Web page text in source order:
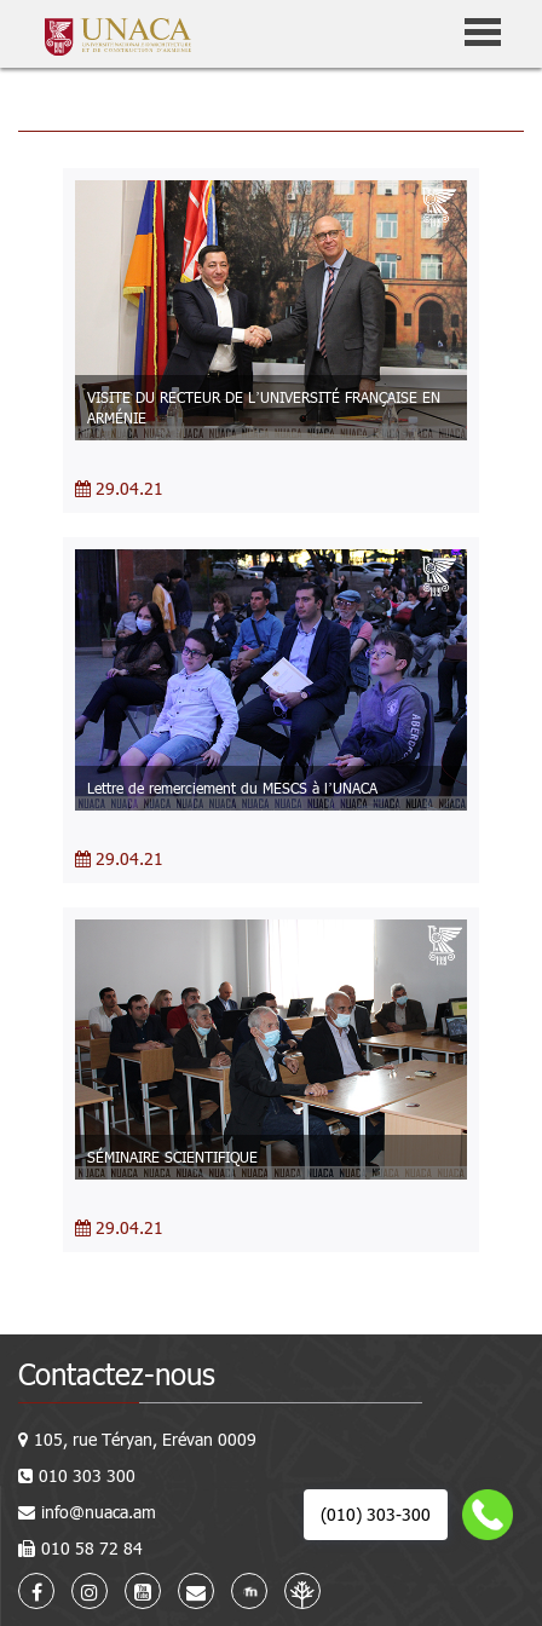
(010) 303-300
VISITE DU RECTEUR DE L’UNIVERSITÉ FRANÇAISE EN
ARMÉNIE
29.04.21
Lettre de remerciement du MESCS à l’UNACA
29.04.21
SÉMINAIRE SCIENTIFIQUE
29.04.21
Contactez-nous
105, rue Téryan, Erévan 0009
010 303 300
info@nuaca.am
010 58 72 84